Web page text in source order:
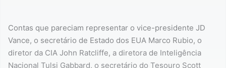
Contas que pareciam representar o vice-presidente JD
Vance, o secretário de Estado dos EUA Marco Rubio, o
diretor da CIA John Ratcliffe, a diretora de Inteligência
Nacional Tulsi Gabbard, o secretário do Tesouro Scott